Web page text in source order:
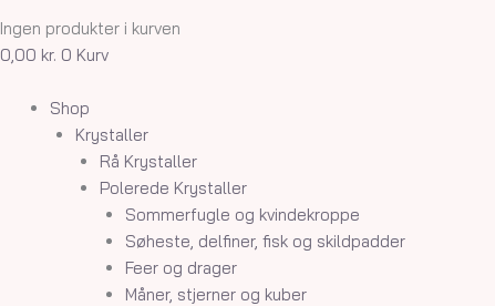
Ingen produkter i kurven
0,00 kr. 0 Kurv
Shop
Krystaller
Rå Krystaller
Polerede Krystaller
Sommerfugle og kvindekroppe
Søheste, delfiner, fisk og skildpadder
Feer og drager
Måner, stjerner og kuber